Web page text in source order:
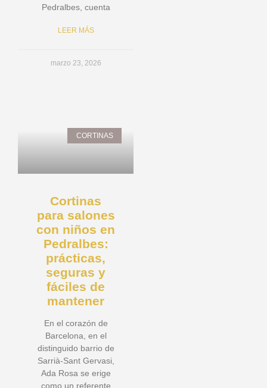
Pedralbes, cuenta
LEER MÁS
marzo 23, 2026
CORTINAS
Cortinas
para salones
con niños en
Pedralbes:
prácticas,
seguras y
fáciles de
mantener
En el corazón de
Barcelona, en el
distinguido barrio de
Sarrià-Sant Gervasi,
Ada Rosa se erige
como un referente